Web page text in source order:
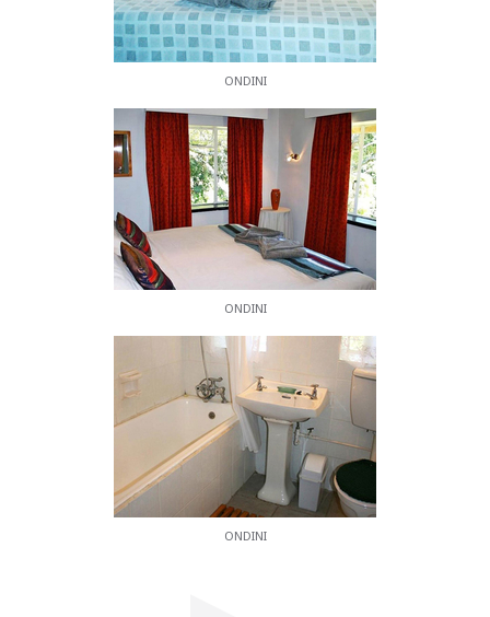
auf der Terrasse mit Blick auf die majestätische
Champagne Castle Range während des Tages und
ist nachts für die Sterne geöffnet.
IN DER NÄHE
Wanderungen in den Bergen von den Monks Cowl
Naturreservate (Teil des Weltkulturerbes), nur 2
km die Straße hinunter.
Reiten, Golf, Forellenfischen und Rundflüge sind in
den nahe gelegenen Resorts möglich. Es gibt auch
viele Restaurants und Kneipen in der Umgebung.
ONDINI
ONDINI
ONDINI